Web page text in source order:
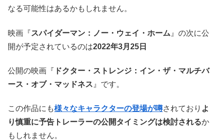
なる可能性はあるかもしれません。
映画『スパイダーマン：ノー・ウェイ・ホーム 』の次に公
開が予定されているのは2022年3月25日
公開の映画『 ドクター・ストレンジ：イン・ザ・マルチバ
ース・オブ・マッドネス 』です。
この作品にも様々なキャラクターの登場が噂されており よ
り慎重に予告トレーラーの公開タイミングは検討されるか
もしれません。